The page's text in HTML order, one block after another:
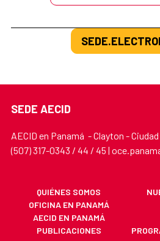
SEDE AECID
AECID en Panamá - Clayton -
(507) 317-0343 / 44 / 45 |
QUIÉNES SOMOS
OFICINA EN PANAMÁ
AECID EN PANAMÁ
PUBLICACIONES